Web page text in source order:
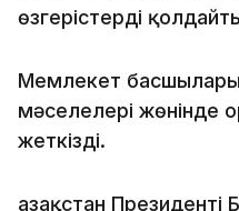
өзгерістерді
Мемлекет басшылары
мәселелері жөнінде
жеткізді.
Қазақстан